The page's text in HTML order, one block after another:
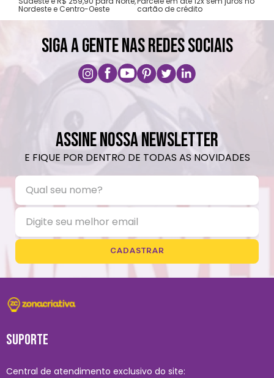
Nordeste e Centro-Oeste cartão de crédito
SIGA A GENTE NAS REDES SOCIAIS
ASSINE NOSSA NEWSLETTER
E FIQUE POR DENTRO DE TODAS AS NOVIDADES
CADASTRAR
SUPORTE
Central de atendimento exclusivo do site: